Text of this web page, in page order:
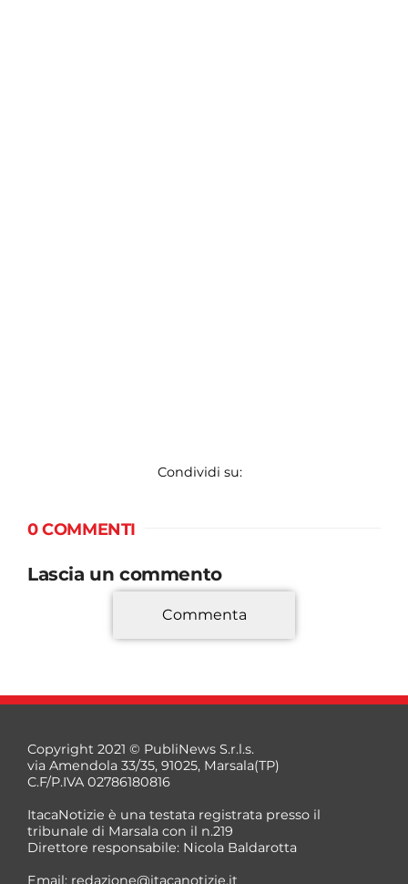
Condividi su:
0 COMMENTI
Lascia un commento
*
Commenta
Copyright 2021 © PubliNews S.r.l.s.
via Amendola 33/35, 91025, Marsala(TP)
C.F/P.IVA 02786180816
ItacaNotizie è una testata registrata presso il
tribunale di Marsala con il n.219
Direttore responsabile: Nicola Baldarotta
Email: redazione@itacanotizie.it